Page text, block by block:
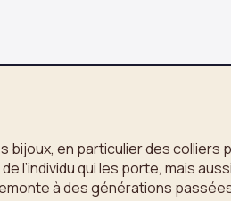
bijoux, en particulier des
l’individu qui les porte, mais
à des générations